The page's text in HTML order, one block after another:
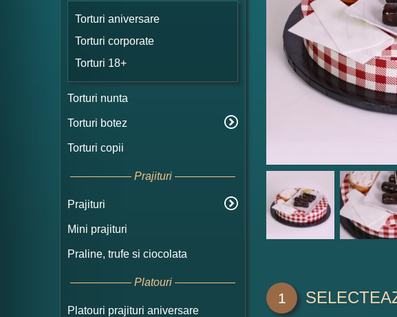
Torturi aniversare
Torturi corporate
Torturi 18+
Torturi nunta
Torturi botez
Torturi copii
Prajituri
Prajituri
Mini prajituri
Praline, trufe si ciocolata
Platouri
Platouri prajituri aniversare
1